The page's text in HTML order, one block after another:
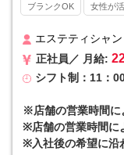
都道府県すべてに店舗
を集めています。
■■ 他社と差を付ける
自社のマーケティング
本社で吸い上げる組織
でを本社で集約して
いうメリットも。集客
一切発生しないのも特
ブランクOK 女性が
エステティシャン
正社員／ 月給:
シフト制：11：
※店舗の営業時間に
※店舗の営業時間に
※入社後の希望に沿